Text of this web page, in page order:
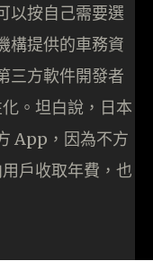
以按自己需要選
構提供的車務資
三方軟件開發者
。坦白說，日本
App，因為不方
戶收取年費，也